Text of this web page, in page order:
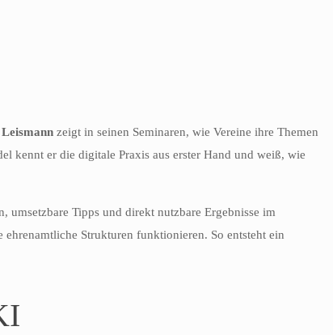
zeigt in seinen Seminaren, wie Vereine ihre Themen
kennt er die digitale Praxis aus erster Hand und weiß, wie
umsetzbare Tipps und direkt nutzbare Ergebnisse im
Strukturen funktionieren. So entsteht ein